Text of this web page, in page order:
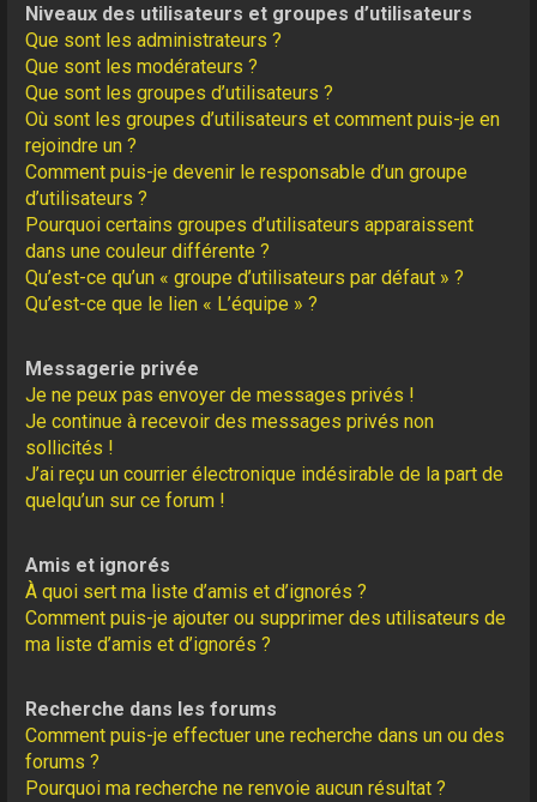
Niveaux des utilisateurs et groupes d’utilisateurs
Que sont les administrateurs ?
Que sont les modérateurs ?
Que sont les groupes d’utilisateurs ?
Où sont les groupes d’utilisateurs et comment puis-je en
rejoindre un ?
Comment puis-je devenir le responsable d’un groupe
d’utilisateurs ?
Pourquoi certains groupes d’utilisateurs apparaissent
dans une couleur différente ?
Qu’est-ce qu’un « groupe d’utilisateurs par défaut » ?
Qu’est-ce que le lien « L’équipe » ?
Messagerie privée
Je ne peux pas envoyer de messages privés !
Je continue à recevoir des messages privés non
sollicités !
J’ai reçu un courrier électronique indésirable de la part de
quelqu’un sur ce forum !
Amis et ignorés
À quoi sert ma liste d’amis et d’ignorés ?
Comment puis-je ajouter ou supprimer des utilisateurs de
ma liste d’amis et d’ignorés ?
Recherche dans les forums
Comment puis-je effectuer une recherche dans un ou des
forums ?
Pourquoi ma recherche ne renvoie aucun résultat ?